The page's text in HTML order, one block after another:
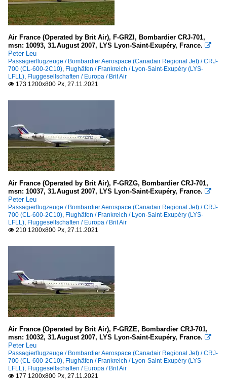
Air France (Operated by Brit Air), F-GRZI, Bombardier CRJ-701,
msn: 10093, 31.August 2007, LYS Lyon-Saint-Exupéry, France. 
Peter Leu
Passagierflugzeuge / Bombardier Aerospace (Canadair Regional Jet) / CRJ-
700 (CL-600-2C10), Flughäfen / Frankreich / Lyon-Saint-Exupéry (LYS-
LFLL), Fluggesellschaften / Europa / Brit Air
 173 1200x800 Px, 27.11.2021
Air France (Operated by Brit Air), F-GRZG, Bombardier CRJ-701,
msn: 10037, 31.August 2007, LYS Lyon-Saint-Exupéry, France. 
Peter Leu
Passagierflugzeuge / Bombardier Aerospace (Canadair Regional Jet) / CRJ-
700 (CL-600-2C10), Flughäfen / Frankreich / Lyon-Saint-Exupéry (LYS-
LFLL), Fluggesellschaften / Europa / Brit Air
 210 1200x800 Px, 27.11.2021
Air France (Operated by Brit Air), F-GRZE, Bombardier CRJ-701,
msn: 10032, 31.August 2007, LYS Lyon-Saint-Exupéry, France. 
Peter Leu
Passagierflugzeuge / Bombardier Aerospace (Canadair Regional Jet) / CRJ-
700 (CL-600-2C10), Flughäfen / Frankreich / Lyon-Saint-Exupéry (LYS-
LFLL), Fluggesellschaften / Europa / Brit Air
 177 1200x800 Px, 27.11.2021